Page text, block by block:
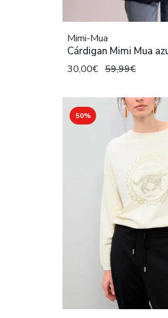
Mimi-Mua
Cárdigan Mimi Mua
30,00€ 59,99€
50%